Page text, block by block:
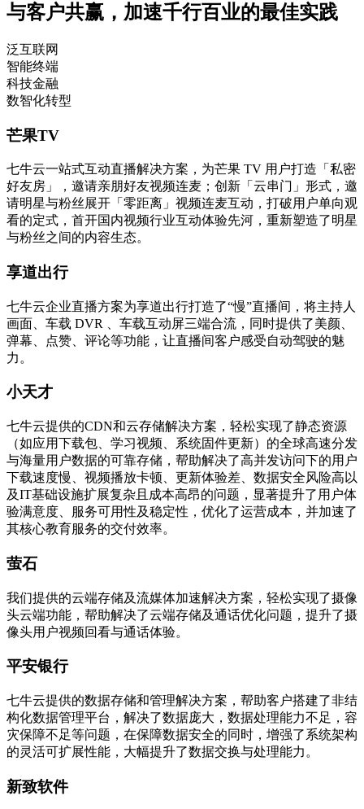
与客户共赢，加速千行百业的最佳实践
泛互联网
智能终端
科技金融
数智化转型
芒果TV
七牛云一站式互动直播解决方案，为芒果 TV 用户打造「私密
好友房」，邀请亲朋好友视频连麦；创新「云串门」形式，邀
请明星与粉丝展开「零距离」视频连麦互动，打破用户单向观
看的定式，首开国内视频行业互动体验先河，重新塑造了明星
与粉丝之间的内容生态。
享道出行
七牛云企业直播方案为享道出行打造了“慢”直播间，将主持人
画面、车载 DVR 、车载互动屏三端合流，同时提供了美颜、
弹幕、点赞、评论等功能，让直播间客户感受自动驾驶的魅
力。
小天才
七牛云提供的CDN和云存储解决方案，轻松实现了静态资源
（如应用下载包、学习视频、系统固件更新）的全球高速分发
与海量用户数据的可靠存储，帮助解决了高并发访问下的用户
下载速度慢、视频播放卡顿、更新体验差、数据安全风险高以
及IT基础设施扩展复杂且成本高昂的问题，显著提升了用户体
验满意度、服务可用性及稳定性，优化了运营成本，并加速了
其核心教育服务的交付效率。
萤石
我们提供的云端存储及流媒体加速解决方案，轻松实现了摄像
头云端功能，帮助解决了云端存储及通话优化问题，提升了摄
像头用户视频回看与通话体验。
平安银行
七牛云提供的数据存储和管理解决方案，帮助客户搭建了非结
构化数据管理平台，解决了数据庞大，数据处理能力不足，容
灾保障不足等问题，在保障数据安全的同时，增强了系统架构
的灵活可扩展性能，大幅提升了数据交换与处理能力。
新致软件